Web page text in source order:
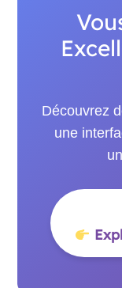
Découvrez
une